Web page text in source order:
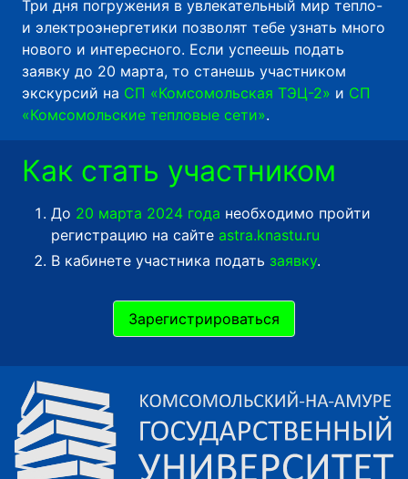
Три дня погружения в увлекательный мир тепло-
и электроэнергетики позволят тебе узнать много
нового и интересного. Если успеешь подать
заявку до 20 марта, то станешь участником
экскурсий на СП «Комсомольская ТЭЦ-2» и СП
«Комсомольские тепловые сети».
Как стать участником
До 20 марта 2024 года необходимо пройти
регистрацию на сайте astra.knastu.ru
В кабинете участника подать заявку.
Зарегистрироваться